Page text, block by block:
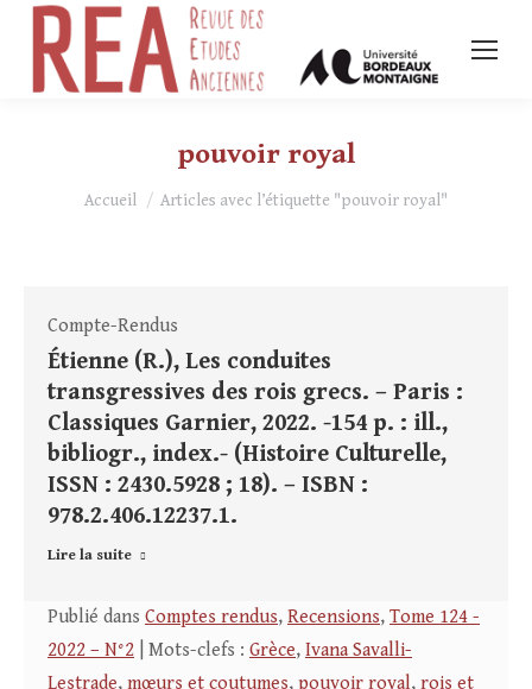
pouvoir royal
Vous êtes ici :
Accueil Articles avec l’étiquette "pouvoir royal"
Compte-Rendus
Étienne (R.), Les conduites
transgressives des rois grecs. – Paris :
Classiques Garnier, 2022. -154 p. : ill.,
bibliogr., index.- (Histoire Culturelle,
ISSN : 2430.5928 ; 18). – ISBN :
978.2.406.12237.1.
Lire la suite
Publié dans Comptes rendus, Recensions, Tome 124 -
2022 – N°2 | Mots-clefs : Grèce, Ivana Savalli-
Lestrade, mœurs et coutumes, pouvoir royal, rois et